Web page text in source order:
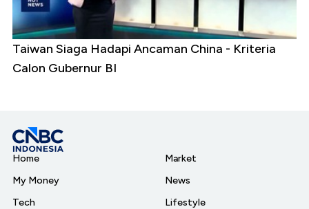
Taiwan Siaga Hadapi Ancaman China - Kriteria
Calon Gubernur BI
Home
My Money
Tech
Market
News
Lifestyle